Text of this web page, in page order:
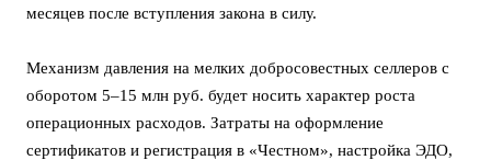
месяцев после вступления закона в силу.
Механизм давления на мелких добросовестных селлеров с
оборотом 5–15 млн руб. будет носить характер роста
операционных расходов. Затраты на оформление
сертификатов и регистрация в «Честном», настройка ЭДО,